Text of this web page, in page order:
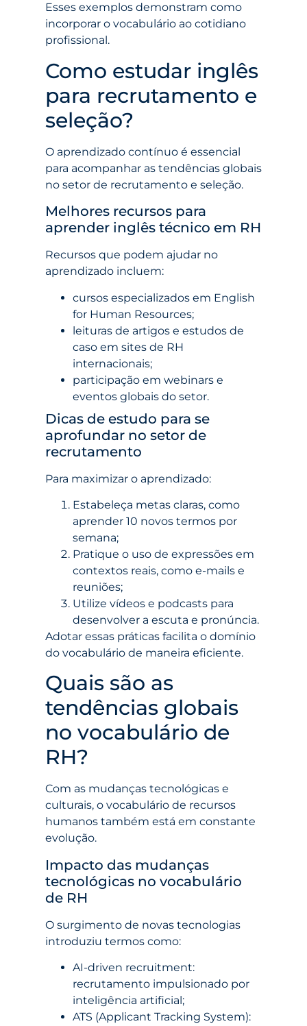
Esses exemplos demonstram como
incorporar o vocabulário ao cotidiano
profissional.
Como estudar inglês
para recrutamento e
seleção?
O aprendizado contínuo é essencial
para acompanhar as tendências globais
no setor de recrutamento e seleção.
Melhores recursos para
aprender inglês técnico em RH
Recursos que podem ajudar no
aprendizado incluem:
cursos especializados em English
for Human Resources;
leituras de artigos e estudos de
caso em sites de RH
internacionais;
participação em webinars e
eventos globais do setor.
Dicas de estudo para se
aprofundar no setor de
recrutamento
Para maximizar o aprendizado:
Estabeleça metas claras, como
aprender 10 novos termos por
semana;
Pratique o uso de expressões em
contextos reais, como e-mails e
reuniões;
Utilize vídeos e podcasts para
desenvolver a escuta e pronúncia.
Adotar essas práticas facilita o domínio
do vocabulário de maneira eficiente.
Quais são as
tendências globais
no vocabulário de
RH?
Com as mudanças tecnológicas e
culturais, o vocabulário de recursos
humanos também está em constante
evolução.
Impacto das mudanças
tecnológicas no vocabulário
de RH
O surgimento de novas tecnologias
introduziu termos como:
AI-driven recruitment:
recrutamento impulsionado por
inteligência artificial;
ATS (Applicant Tracking System):